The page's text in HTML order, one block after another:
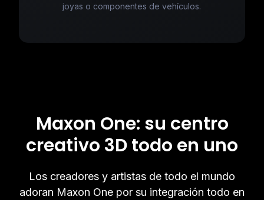
joyas o componentes de vehículos.
Maxon One: su centro
creativo 3D todo en uno
Los creadores y artistas de todo el mundo
adoran Maxon One por su integración todo en